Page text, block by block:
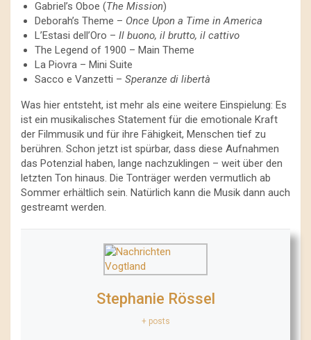
Gabriel’s Oboe (The Mission)
Deborah’s Theme – Once Upon a Time in America
L’Estasi dell’Oro – Il buono, il brutto, il cattivo
The Legend of 1900 – Main Theme
La Piovra – Mini Suite
Sacco e Vanzetti – Speranze di libertà
Was hier entsteht, ist mehr als eine weitere Einspielung: Es
ist ein musikalisches Statement für die emotionale Kraft
der Filmmusik und für ihre Fähigkeit, Menschen tief zu
berühren. Schon jetzt ist spürbar, dass diese Aufnahmen
das Potenzial haben, lange nachzuklingen – weit über den
letzten Ton hinaus. Die Tonträger werden vermutlich ab
Sommer erhältlich sein. Natürlich kann die Musik dann auch
gestreamt werden.
Stephanie Rössel
+ posts